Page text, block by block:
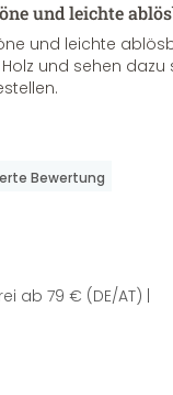
und leichte
und leichte
und sehen
Bewertung
ab 79 € (DE/AT) |